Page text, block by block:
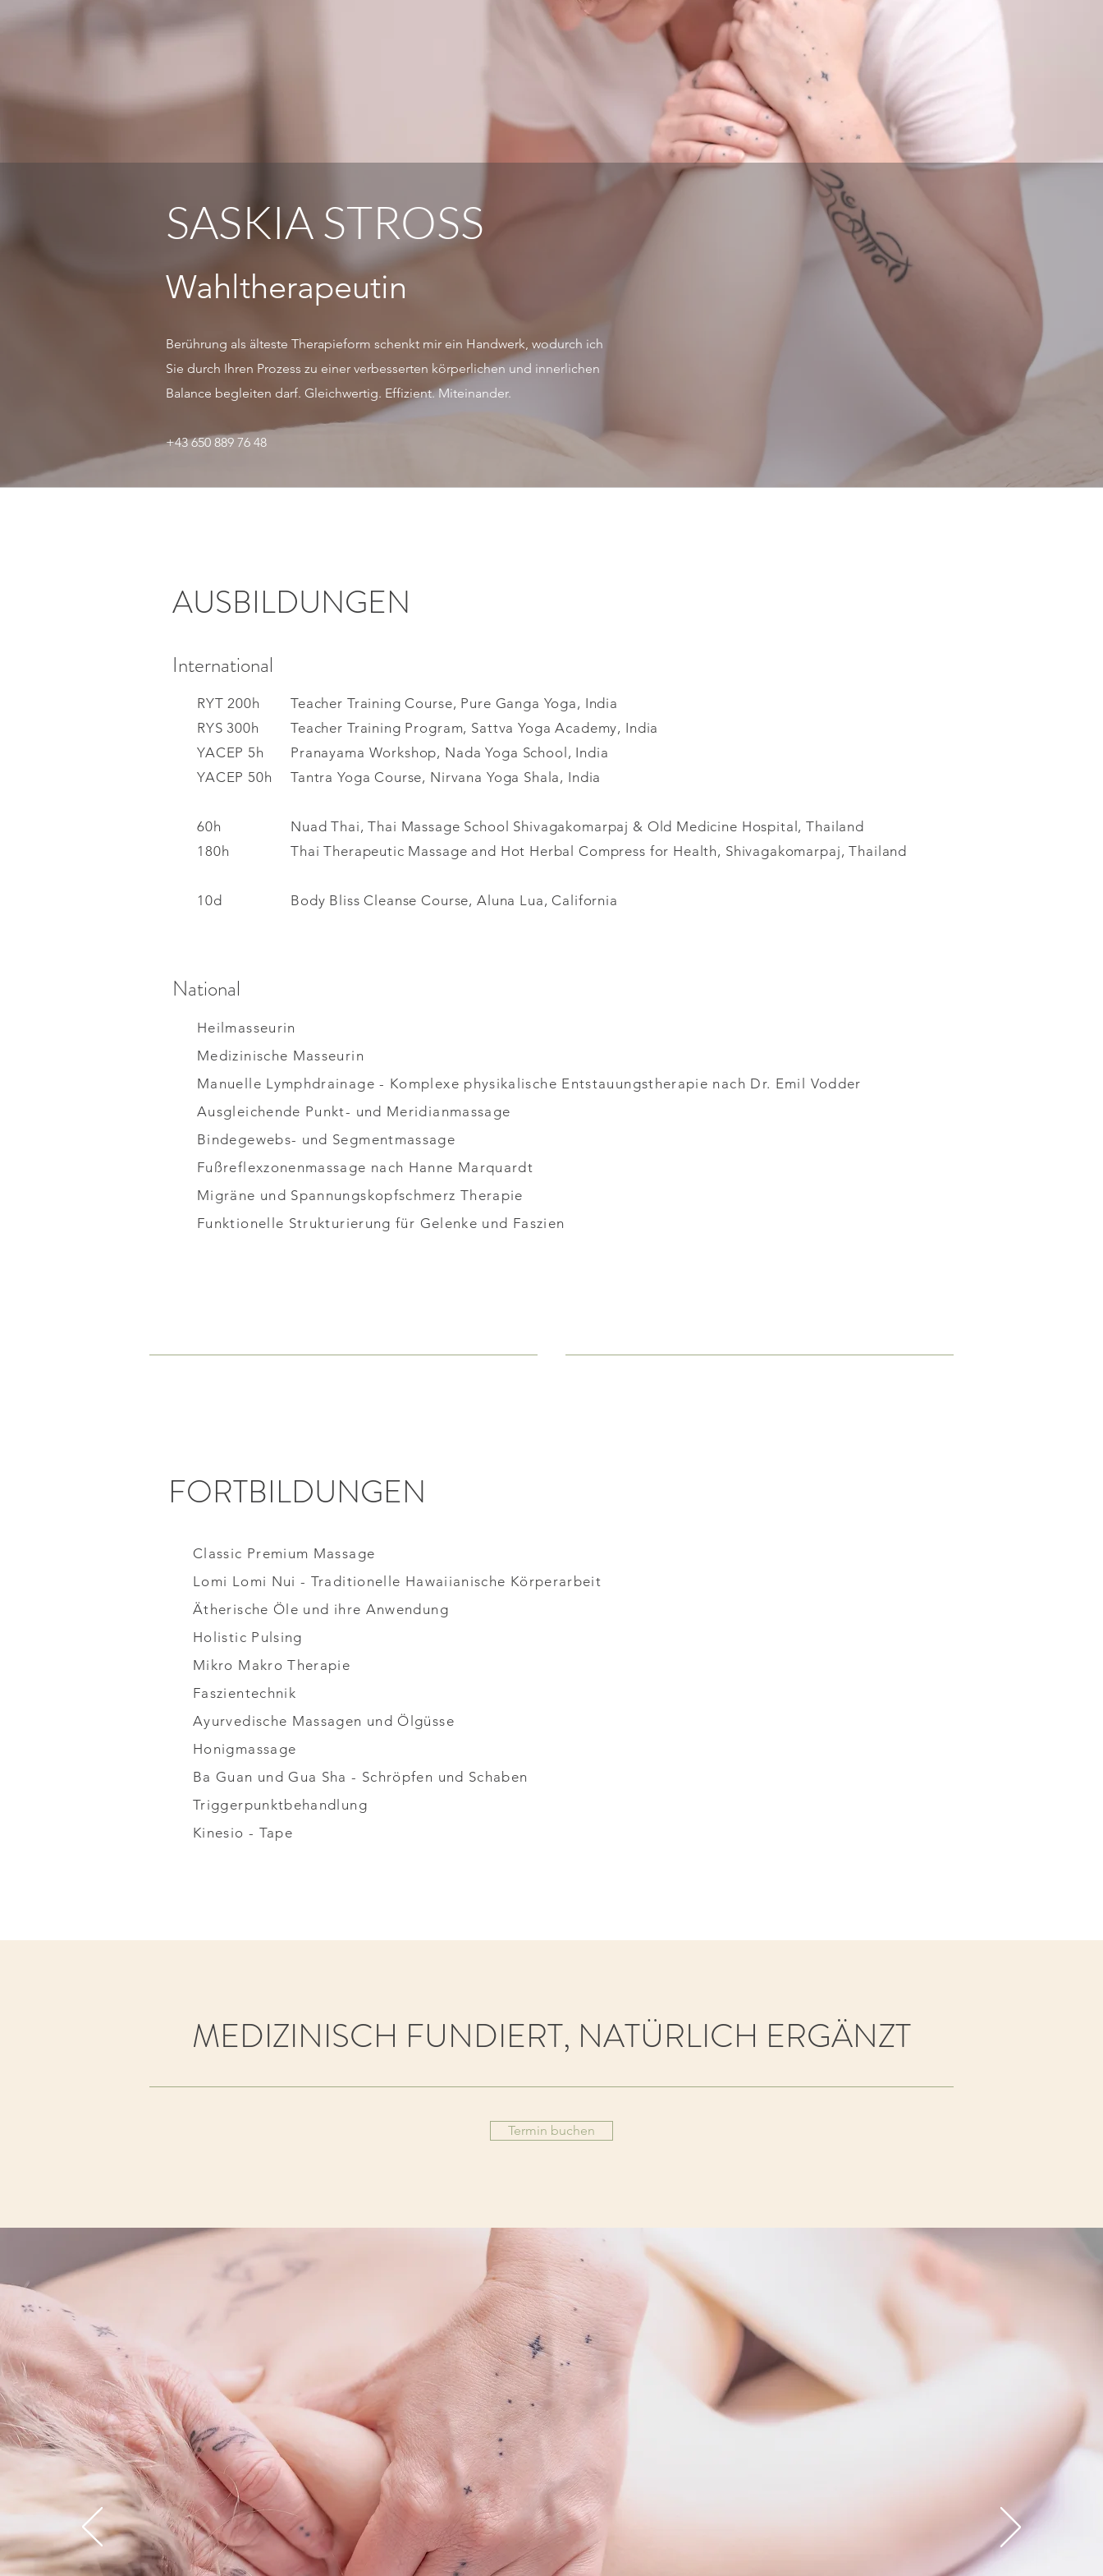
SASKIA STROSS
Wahltherapeutin
Berührung als älteste Therapieform schenkt mir ein Handwerk, wodurch ich
Sie durch Ihren Prozess zu einer verbesserten körperlichen und innerlichen
Balance begleiten darf. Gleichwertig. Effizient. Miteinander.​
+43 650 889 76 48
AUSBILDUNGEN
International
RYT 200h
RYS 300h
YACEP 5h
YACEP 50h
60h
180h
10d
Teacher Training Course, Pure Ganga Yoga, India
Teacher Training Program, Sattva Yoga Academy, India
Pranayama Workshop, Nada Yoga School, India
Tantra Yoga Course, Nirvana Yoga Shala, India
Nuad Thai, Thai Massage School Shivagakomarpaj & Old Medicine Hospital, Thailand
Thai Therapeutic Massage and Hot Herbal Compress for Health, Shivagakomarpaj, Thailand
Body Bliss Cleanse Course, Aluna Lua, California
National
Heilmasseurin
Medizinische Masseurin
Manuelle Lymphdrainage - Komplexe physikalische Entstauungstherapie nach Dr. Emil Vodder
Ausgleichende Punkt- und Meridianmassage
Bindegewebs- und Segmentmassage
Fußreflexzonenmassage nach Hanne Marquardt
Migräne und Spannungskopfschmerz Therapie
Funktionelle Strukturierung für Gelenke und Faszien
FORTBILDUNGEN
Classic Premium Massage
Lomi Lomi Nui - Traditionelle Hawaiianische Körperarbeit
Ätherische Öle und ihre Anwendung
Holistic Pulsing
Mikro Makro Therapie
Faszientechnik
Ayurvedische Massagen und Ölgüsse
Honigmassage
Ba Guan und Gua Sha - Schröpfen und Schaben
Triggerpunktbehandlung
Kinesio - Tape
MEDIZINISCH FUNDIERT, NATÜRLICH ERGÄNZT
Termin buchen